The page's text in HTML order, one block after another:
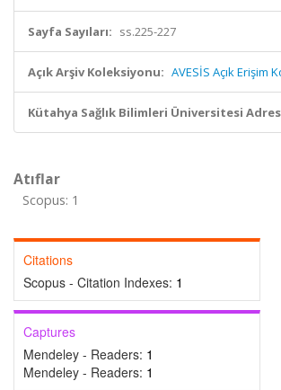
Sayfa Sayıları: ss.225-227
Açık Arşiv Koleksiyonu: AVESİS Açık Erişim
Kütahya Sağlık Bilimleri Üniversitesi
Atıflar
Scopus: 1
Citations
Scopus - Citation Indexes: 1
Captures
Mendeley - Readers: 1
Mendeley - Readers: 1